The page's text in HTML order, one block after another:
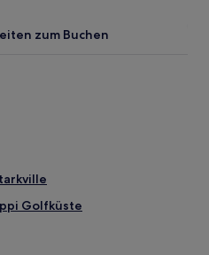
zum Buchen
Golfküste